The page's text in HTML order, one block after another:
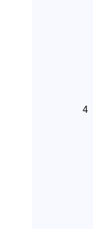
4